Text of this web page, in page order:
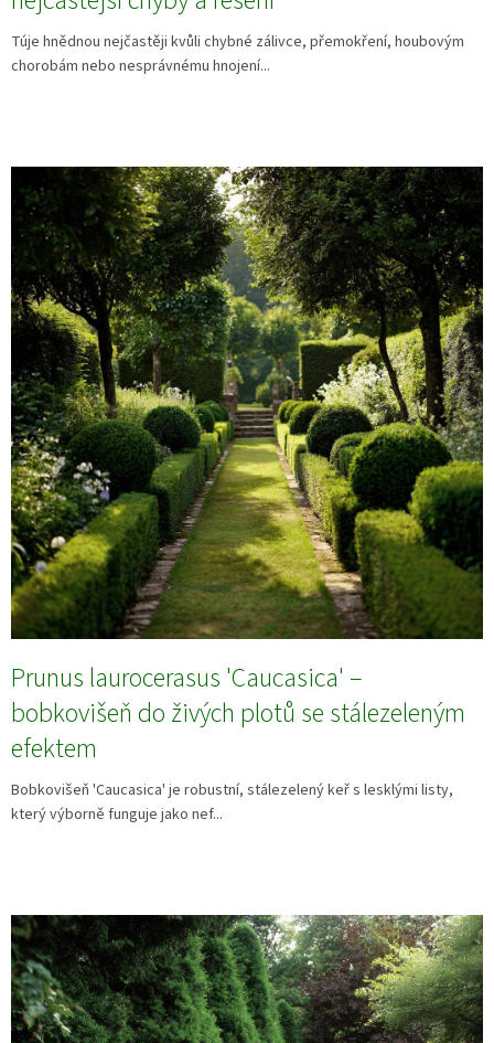
Túje hnědnou nejčastěji kvůli chybné zálivce, přemokření, houbovým
chorobám nebo nesprávnému hnojení...
Prunus laurocerasus 'Caucasica' –
bobkovišeň do živých plotů se stálezeleným
efektem
Bobkovišeň 'Caucasica' je robustní, stálezelený keř s lesklými listy,
který výborně funguje jako nef...